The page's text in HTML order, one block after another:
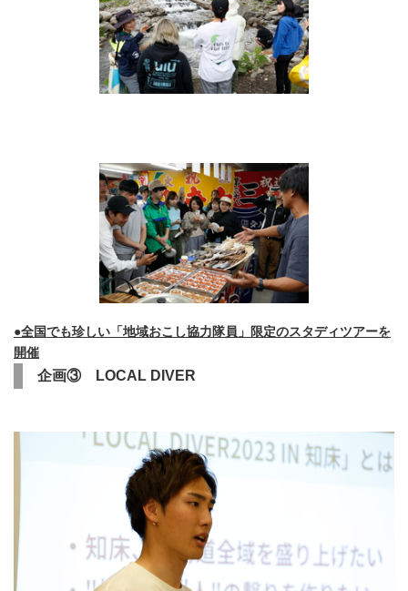
●全国でも珍しい「地域おこし協力隊員」限定のスタディツアーを
開催
企画③ LOCAL DIVER
Japanese